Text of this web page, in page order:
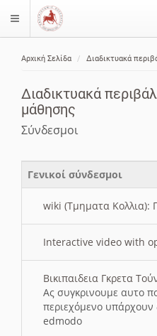
$langMenu
Αρχική Σελίδα Διαδικτυακά
Διαδικτυακά
μάθησης
Σύνδεσμοι
Γενικοί σύνδεσμοι
wiki (Τμηματα Κολλια):
Interactive video with
Βικιπαιδεια Γκρετα
Ας συγκρινουμε αυτο
περιεχόμενο
edmodo